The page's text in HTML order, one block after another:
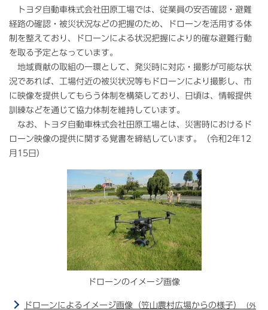
トヨタ自動車株式会社田原工場では、従業員の安否確認・避難
経路の確認・被災状況などの把握のため、ドローンを活用する体
制を整えており、ドローンによる状況把握により的確な避難行動
を取る予定となっています。
地域貢献の取組の一環として、発災時に対応・撮影が可能な状
況であれば、工場付近の被災状況等もドローンにより撮影し、市
に映像を提供してもらう体制を構築しており、日頃は、情報提供
訓練などを通じて協力体制を維持しています。
なお、トヨタ自動車株式会社田原工場とは、災害時におけるド
ローン映像の提供に関する覚書を締結しています。（令和2年12
月15日）
ドローンのイメージ画像
ドローンによるイメージ画像（笠山農村広場からの様子）
（外